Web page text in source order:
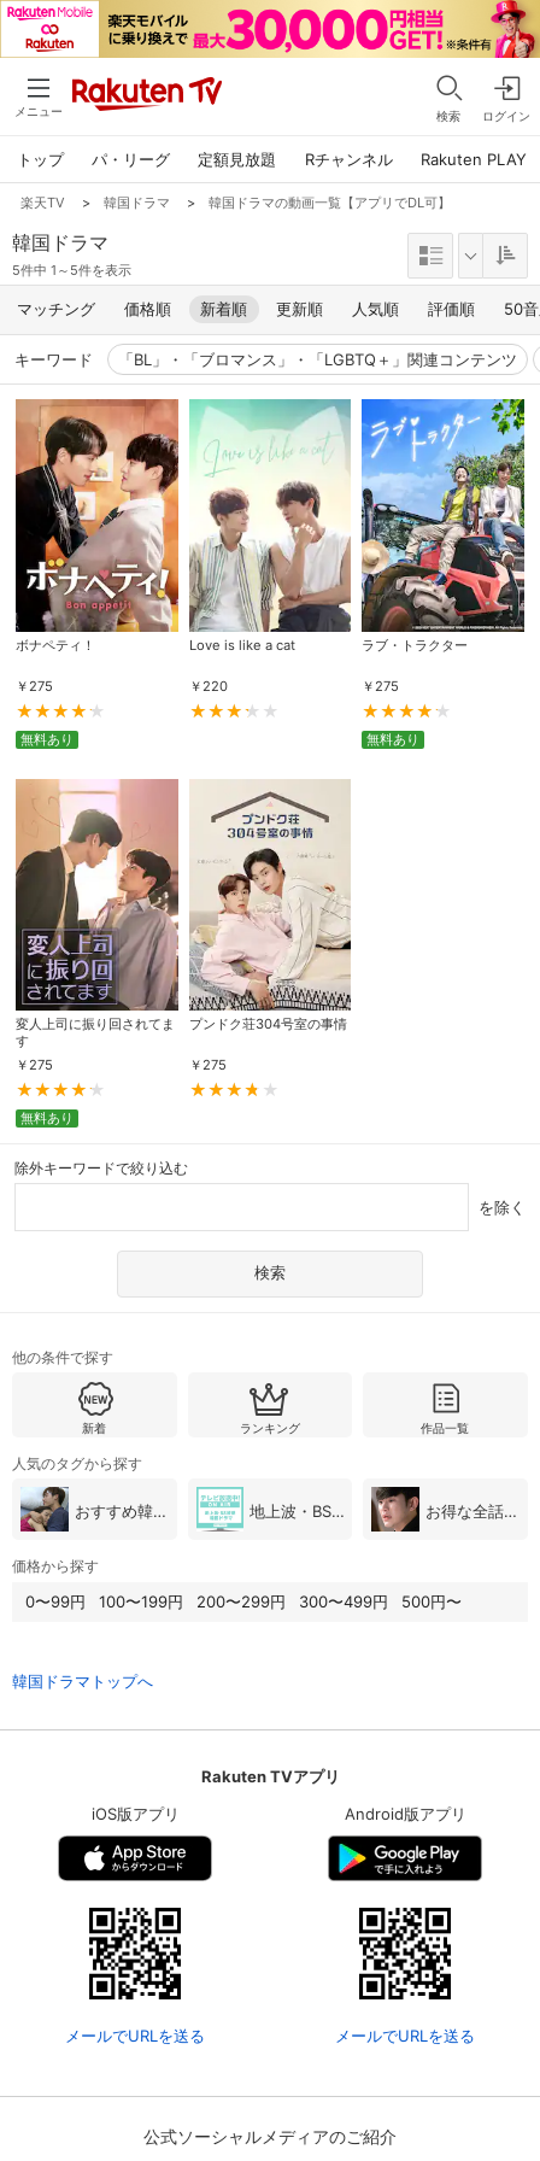
メニュー 検索 ログイン
トップ パ・リーグ 定額見放題 Rチャンネル Rakuten PLAY
会員設定 会員情報
決済方法の変更が可能です。
楽天TV > 韓国ドラマ > 韓国ドラマの動画一覧【アプリでDL可】
韓国ドラマ
5件中 1～5件を表示
マッチング 価格順 新着順 更新順 人気順 評価順 50
キーワード 「BL」・「ブロマンス」・「LGBTQ＋」関連コンテンツ
ボナペティ！
￥ 275
無料あり
Love is like a cat
￥ 220
ラブ・トラクター
￥ 275
無料あり
変人上司に振り回されてま
す
￥ 275
無料あり
プンドク荘304号室の事情
￥ 275
除外キーワードで絞り込む
を除く
他の条件で探す
新着 ランキング 作品一覧
人気のタグから探す
おすすめ韓国ドラマ 地上波・BS放送（韓国ドラマ） お得な全話パック
価格から探す
0〜99円 100〜199円 200〜299円 300〜499円 500円〜
韓国ドラマトップへ
Rakuten TVアプリ
iOS版アプリ
メールでURLを送る
Android版アプリ
メールでURLを送る
公式ソーシャルメディアのご紹介